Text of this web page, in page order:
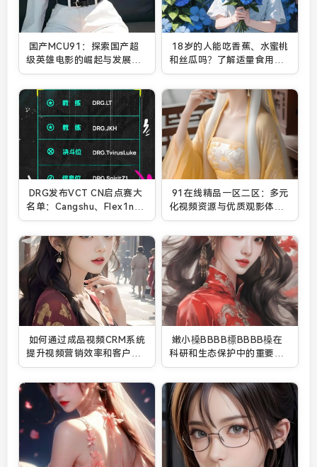
国产MCU91：探索国产超
级英雄电影的崛起与发展趋
势
18岁的人能吃香蕉、水蜜桃
和丝瓜吗？了解适量食用的
健康益处
DRG发布VCT CN启点赛大
名单：Cangshu、Flex1n加
盟
91在线精品一区二区：多元
化视频资源与优质观影体验
让你尽享娱乐
如何通过成品视频CRM系统
提升视频营销效率和客户管
理效果
嫩小槡BBBB標BBBB槡在
科研和生态保护中的重要作
用和前景